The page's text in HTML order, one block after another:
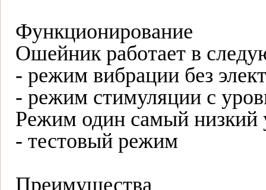
Функционирование
Ошейник работает в
- режим вибрации без
- режим стимуляции с
Режим один самый низкий
- тестовый режим
Преимущества